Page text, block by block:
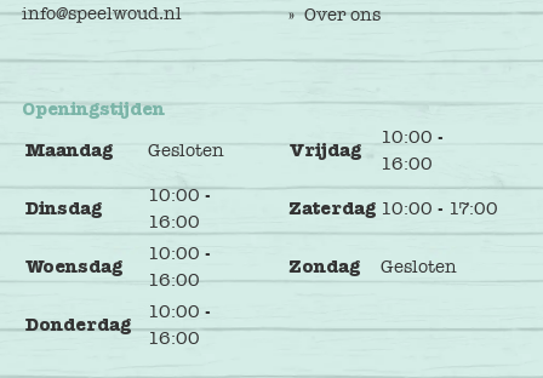
info@speelwoud.nl
Over ons
Openingstijden
Maandag
Gesloten Vrijdag
10:00 -
16:00
Dinsdag
10:00 -
16:00
Zaterdag 10:00 - 17:00
Woensdag
10:00 -
16:00
Zondag Gesloten
Donderdag
10:00 -
16:00